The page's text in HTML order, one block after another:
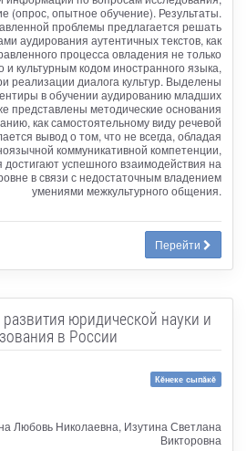
(опрос, опытное обучение). Результаты.
проблемы предлагается решать
аудирования аутентичных текстов, как
процесса овладения не только
и культурным кодом иностранного языка,
реализации диалога культур. Выделены
в обучении аудированию младших
представлены методические основания
как самостоятельному виду речевой
вывод о том, что не всегда, обладая
коммуникативной компетенции,
достигают успешного взаимодействия на
в связи с недостаточным владением
умениями межкультурного общения.
Перейти
юридической науки и
в России
Кĕнеке сыпăкĕ
Любовь Николаевна, Изутина Светлана
Викторовна